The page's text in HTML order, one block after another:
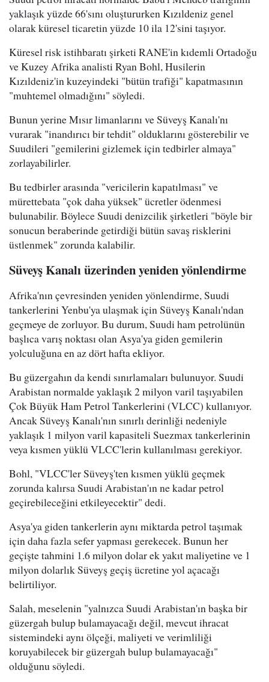
yaklaşık yüzde 66'sını oluştururken Kızıldeniz genel
olarak küresel ticaretin yüzde 10 ila 12'sini taşıyor.
Küresel risk istihbaratı şirketi RANE'in kıdemli Ortadoğu
ve Kuzey Afrika analisti Ryan Bohl, Husilerin
Kızıldeniz'in kuzeyindeki "bütün trafiği" kapatmasının
"muhtemel olmadığını" söyledi.
Bunun yerine Mısır limanlarını ve Süveyş Kanalı'nı
vurarak "inandırıcı bir tehdit" olduklarını gösterebilir ve
Suudileri "gemilerini gizlemek için tedbirler almaya"
zorlayabilirler.
Bu tedbirler arasında "vericilerin kapatılması" ve
mürettebata "çok daha yüksek" ücretler ödenmesi
bulunabilir. Böylece Suudi denizcilik şirketleri "böyle bir
sonucun beraberinde getirdiği bütün savaş risklerini
üstlenmek" zorunda kalabilir.
Süveyş Kanalı üzerinden yeniden yönlendirme
Afrika'nın çevresinden yeniden yönlendirme, Suudi
tankerlerini Yenbu'ya ulaşmak için Süveyş Kanalı'ndan
geçmeye de zorluyor. Bu durum, Suudi ham petrolünün
başlıca varış noktası olan Asya'ya giden gemilerin
yolculuğuna en az dört hafta ekliyor.
Bu güzergahın da kendi sınırlamaları bulunuyor. Suudi
Arabistan normalde yaklaşık 2 milyon varil taşıyabilen
Çok Büyük Ham Petrol Tankerlerini (VLCC) kullanıyor.
Ancak Süveyş Kanalı'nın sınırlı derinliği nedeniyle
yaklaşık 1 milyon varil kapasiteli Suezmax tankerlerinin
veya kısmen yüklü VLCC'lerin kullanılması gerekiyor.
Bohl, "VLCC'ler Süveyş'ten kısmen yüklü geçmek
zorunda kalırsa Suudi Arabistan'ın ne kadar petrol
geçirebileceğini etkileyecektir" dedi.
Asya'ya giden tankerlerin aynı miktarda petrol taşımak
için daha fazla sefer yapması gerekecek. Bunun her
geçişte tahmini 1.6 milyon dolar ek yakıt maliyetine ve 1
milyon dolarlık Süveyş geçiş ücretine yol açacağı
belirtiliyor.
Salah, meselenin "yalnızca Suudi Arabistan'ın başka bir
güzergah bulup bulamayacağı değil, mevcut ihracat
sistemindeki aynı ölçeği, maliyeti ve verimliliği
koruyabilecek bir güzergah bulup bulamayacağı"
olduğunu söyledi.